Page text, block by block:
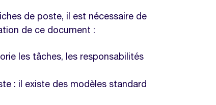
de poste, il est nécessaire de
de ce document :
les tâches, les responsabilités
: il existe des modèles standard